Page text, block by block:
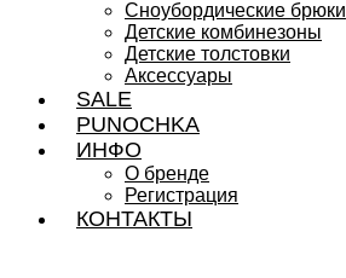
Сноубордические брюки
Детские комбинезоны
Детские толстовки
Аксессуары
SALE
PUNOCHKA
ИНФО
О бренде
Регистрация
КОНТАКТЫ